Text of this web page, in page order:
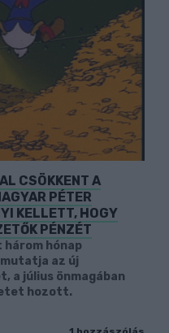
CSÖKKENT A
PÉTER
KELLETT, HOGY
PÉNZÉT
hónap
az új
a július önmagában
hozott.